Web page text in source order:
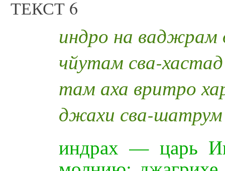
ТЕКСТ 6
индро на
чйутам сва-
там аха вритро
джахи сва-шатрум
индрах — царь